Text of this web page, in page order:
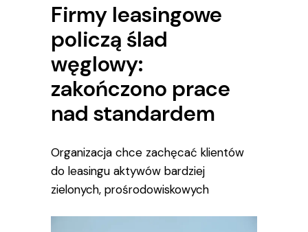
Firmy leasingowe
policzą ślad
węglowy:
zakończono prace
nad standardem
Organizacja chce zachęcać klientów
do leasingu aktywów bardziej
zielonych, prośrodowiskowych